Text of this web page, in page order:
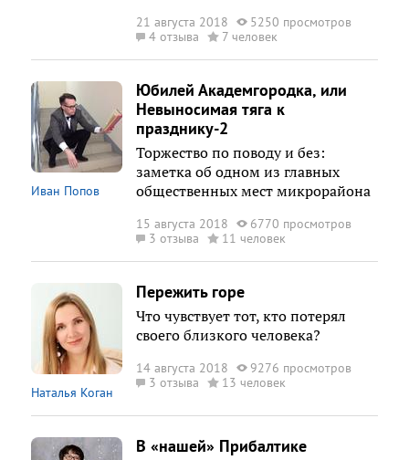
21 августа 2018
5250 просмотров
4 отзыва
7 человек
Иван Попов
Юбилей Академгородка, или
Невыносимая тяга к
празднику-2
Торжество по поводу и без:
заметка об одном из главных
общественных мест микрорайона
15 августа 2018
6770 просмотров
3 отзыва
11 человек
Наталья Коган
Пережить горе
Что чувствует тот, кто потерял
своего близкого человека?
14 августа 2018
9276 просмотров
3 отзыва
13 человек
В «нашей» Прибалтике